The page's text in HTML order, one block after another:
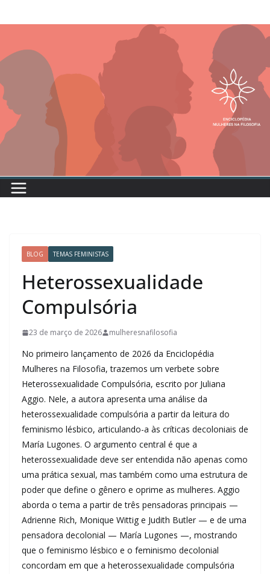
BLOG TEMAS FEMINISTAS
Heterossexualidade
Compulsória
23 de março de 2026 mulheresnafilosofia
No primeiro lançamento de 2026 da Enciclopédia
Mulheres na Filosofia, trazemos um verbete sobre
Heterossexualidade Compulsória, escrito por Juliana
Aggio. Nele, a autora apresenta uma análise da
heterossexualidade compulsória a partir da leitura do
feminismo lésbico, articulando-a às críticas decoloniais de
María Lugones. O argumento central é que a
heterossexualidade deve ser entendida não apenas como
uma prática sexual, mas também como uma estrutura de
poder que define o gênero e oprime as mulheres. Aggio
aborda o tema a partir de três pensadoras principais —
Adrienne Rich, Monique Wittig e Judith Butler — e de uma
pensadora decolonial — María Lugones —, mostrando
que o feminismo lésbico e o feminismo decolonial
concordam em que a heterossexualidade compulsória